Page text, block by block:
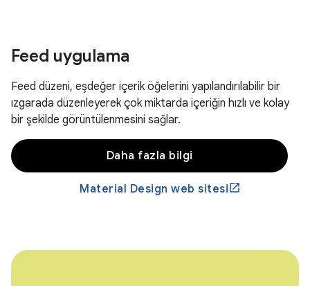
Feed uygulama
Feed düzeni, eşdeğer içerik öğelerini yapılandırılabilir bir
ızgarada düzenleyerek çok miktarda içeriğin hızlı ve kolay
bir şekilde görüntülenmesini sağlar.
Daha fazla bilgi
Material Design web sitesi